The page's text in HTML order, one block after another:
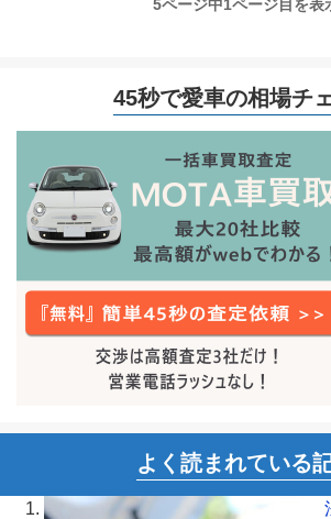
5ページ中1ページ目を表
45秒で愛車の相場チ
よく読まれている